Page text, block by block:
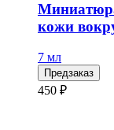
кожи
7 мл
Предзаказ
450 ₽